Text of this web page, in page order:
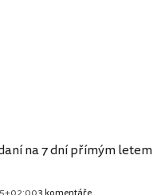
na 7 dní přímým letem